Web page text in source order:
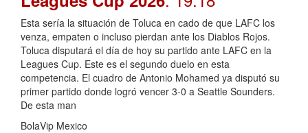
Esta sería la situación de Toluca en cado de que LAFC los
venza, empaten o incluso pierdan ante los Diablos Rojos.
Toluca disputará el día de hoy su partido ante LAFC en la
Leagues Cup. Este es el segundo duelo en esta
competencia. El cuadro de Antonio Mohamed ya disputó su
primer partido donde logró vencer 3-0 a Seattle Sounders.
De esta man
BolaVip Mexico